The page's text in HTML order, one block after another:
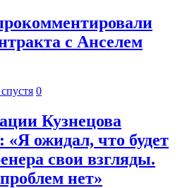
с Анселем
0
Кузнецова
«Я ожидал, что будет
свои взгляды.
нет»